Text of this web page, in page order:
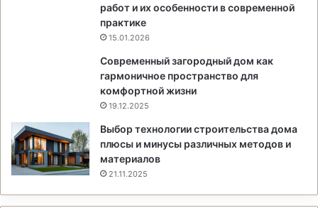
работ и их особенности в современной
практике
15.01.2026
Современный загородный дом как
гармоничное пространство для
комфортной жизни
19.12.2025
Выбор технологии строительства дома
плюсы и минусы различных методов и
материалов
21.11.2025